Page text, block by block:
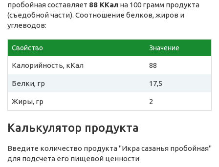
пробойная составляет 88 ККал на 100 грамм продукта
(съедобной части). Соотношение белков, жиров и
углеводов:
Свойство Значение
Калорийность, кКал 88
Белки, гр 17,5
Жиры, гр 2
Калькулятор продукта
Введите количество продукта "Икра сазанья пробойная"
для подсчета его пищевой ценности